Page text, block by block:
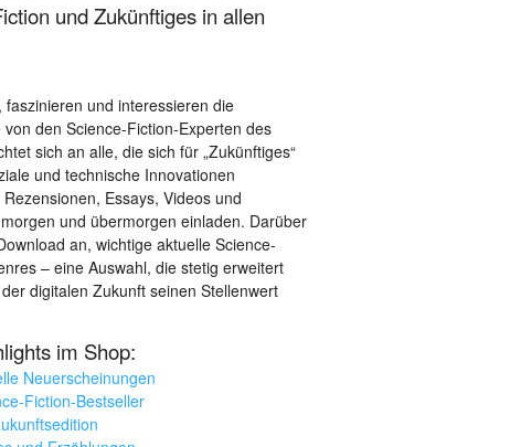
und Zukünftiges in allen
und interessieren die
den Science-Fiction-Experten des
sich an alle, die sich für „Zukünftiges“
und technische Innovationen
Essays, Videos und
und übermorgen einladen. Darüber
an, wichtige aktuelle Science-
– eine Auswahl, die stetig erweitert
digitalen Zukunft seinen Stellenwert
im Shop:
Neuerscheinungen
Fiction-Bestseller